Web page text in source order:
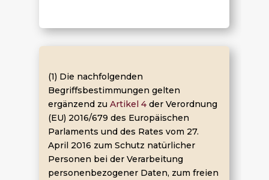
(1) Die nachfolgenden
Begriffsbestimmungen gelten
ergänzend zu Artikel 4 der Verordnung
(EU) 2016/679 des Europäischen
Parlaments und des Rates vom 27.
April 2016 zum Schutz natürlicher
Personen bei der Verarbeitung
personenbezogener Daten, zum freien